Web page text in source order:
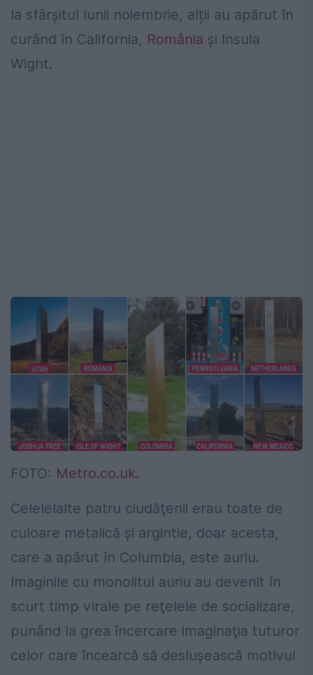
la sfârșitul lunii noiembrie, alții au apărut în
curând în California, România și Insula
Wight.
FOTO: Metro.co.uk.
Celelelalte patru ciudăţenii erau toate de
culoare metalică și argintie, doar acesta,
care a apărut în Columbia, este auriu.
Imaginile cu monolitul auriu au devenit în
scurt timp virale pe reţelele de socializare,
punând la grea încercare imaginaţia tuturor
celor care încearcă să desluşească motivul